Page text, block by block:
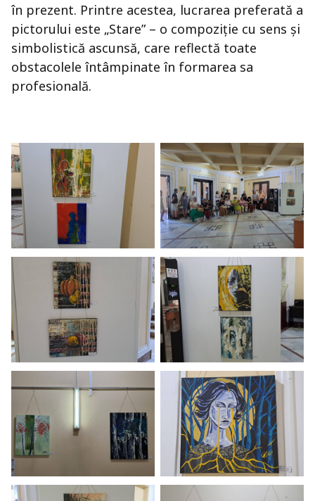
în prezent. Printre acestea, lucrarea preferată a
pictorului este „Stare” – o compoziție cu sens și
simbolistică ascunsă, care reflectă toate
obstacolele întâmpinate în formarea sa
profesională.